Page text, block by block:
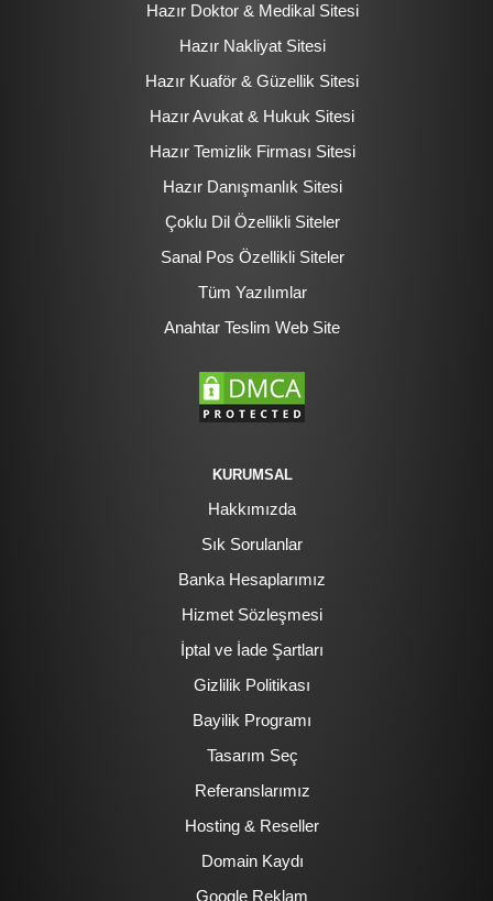
Hazır Doktor & Medikal Sitesi
Hazır Nakliyat Sitesi
Hazır Kuaför & Güzellik Sitesi
Hazır Avukat & Hukuk Sitesi
Hazır Temizlik Firması Sitesi
Hazır Danışmanlık Sitesi
Çoklu Dil Özellikli Siteler
Sanal Pos Özellikli Siteler
Tüm Yazılımlar
Anahtar Teslim Web Site
KURUMSAL
Hakkımızda
Sık Sorulanlar
Banka Hesaplarımız
Hizmet Sözleşmesi
İptal ve İade Şartları
Gizlilik Politikası
Bayilik Programı
Tasarım Seç
Referanslarımız
Hosting & Reseller
Domain Kaydı
Google Reklam